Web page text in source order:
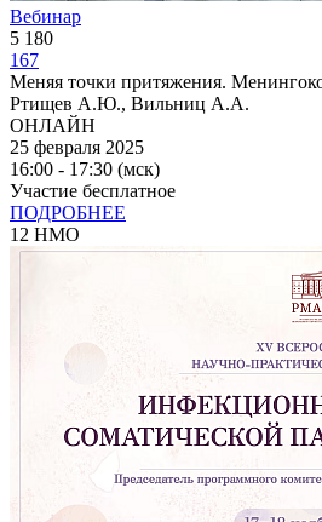
Вебинар
5 180
167
Меняя точки притяжения.
Ртищев А.Ю., Вильниц А.А.
ОНЛАЙН
25 февраля 2025
16:00 - 17:30 (мск)
Участие бесплатное
ПОДРОБНЕЕ
12 НМО